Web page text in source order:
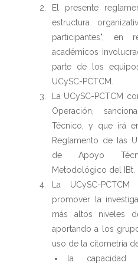
El presente
estructura
participantes", en
académicos
parte de los
UCySC-PCTCM.
La UCySC-PCTCM
Operación,
Técnico, y que irá
Reglamento de las
de Apoyo
Metodológico del IBt.
La UCySC-
promover la
más altos niveles
aportando a los
uso de la citometría
la capacidad